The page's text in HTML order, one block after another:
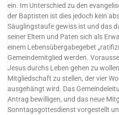
ein. Im Unterschied zu den
der Baptisten ist dies jedoch kein
Säuglingstaufe gewiss ist und das
seiner Eltern und Paten sich als
einem Lebensübergabegebet
Gemeindemitglied werden.
Jesus durchs Leben gehen zu
Mitgliedschaft zu stellen, der vier
ausgehängt wird. Das
Antrag bewilligen, und das neue
Sonntagsgottesdienst vorgestellt